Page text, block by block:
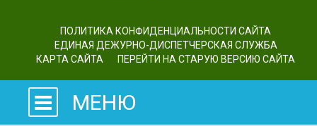
ПОЛИТИКА КОНФИДЕНЦИАЛЬНОСТИ САЙТА
ЕДИНАЯ ДЕЖУРНО-ДИСПЕТЧЕРСКАЯ СЛУЖБА
КАРТА САЙТА
ПЕРЕЙТИ НА СТАРУЮ ВЕРСИЮ САЙТА
МЕНЮ